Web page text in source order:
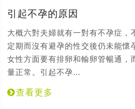
引起不孕的原因
大概六對夫婦就有一對有不孕症，
定期而沒有避孕的性交後仍未能懷
女性方面要有排卵和輸卵管暢通，
量正常。引起不孕...
查看更多